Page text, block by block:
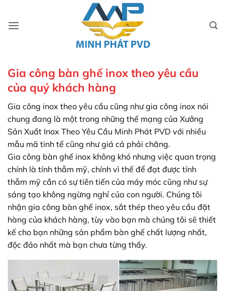
nội
Gia công bàn ghế inox theo yêu cầu
của quý khách hàng
Gia công inox theo yêu cầu cũng như gia công inox nói
chung đang là một trong những thế mạng của Xưởng
Sản Xuất Inox Theo Yêu Cầu Minh Phát PVD với nhiều
mẫu mã tinh tế cũng như giá cả phải chăng.
Gia công bàn ghế inox không khó nhưng việc quan trọng
chính là tính thẫm mỹ, chính vì thế để đạt được tính
thẫm mỹ cần có sự tiên tiến của máy móc cũng như sự
sáng tạo không ngừng nghỉ của con người. Chúng tôi
nhận gia công bàn ghế inox, sắt thép theo yêu cầu đặt
hàng của khách hàng, tùy vào bạn mà chúng tôi sẽ thiết
kế cho bạn những sản phẩm bàn ghế chất lượng nhất,
độc đáo nhất mà bạn chưa từng thấy.